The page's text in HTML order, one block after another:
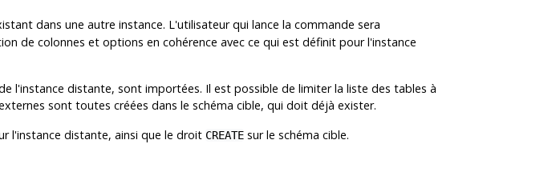
dans une autre instance. L'utilisateur qui lance la commande sera
de colonnes et options en cohérence avec ce qui est définit pour l'instance
l'instance distante, sont importées. Il est possible de limiter la liste des tables à
sont toutes créées dans le schéma cible, qui doit déjà exister.
l'instance distante, ainsi que le droit CREATE sur le schéma cible.